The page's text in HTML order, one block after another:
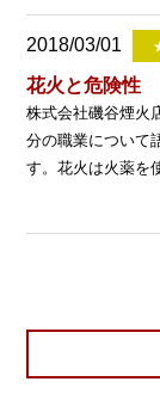
2018/03/01
花火と危険性
株式会社磯谷煙
分の職業について
す。花火は火薬を